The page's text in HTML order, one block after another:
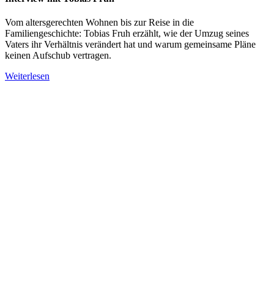
Vom altersgerechten Wohnen bis zur Reise in die
Familiengeschichte: Tobias Fruh erzählt, wie der Umzug seines
Vaters ihr Verhältnis verändert hat und warum gemeinsame Pläne
keinen Aufschub vertragen.
Weiterlesen